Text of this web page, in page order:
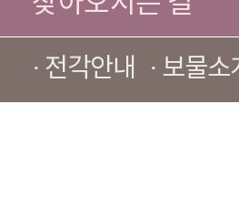
· 전각안내 · 보물소